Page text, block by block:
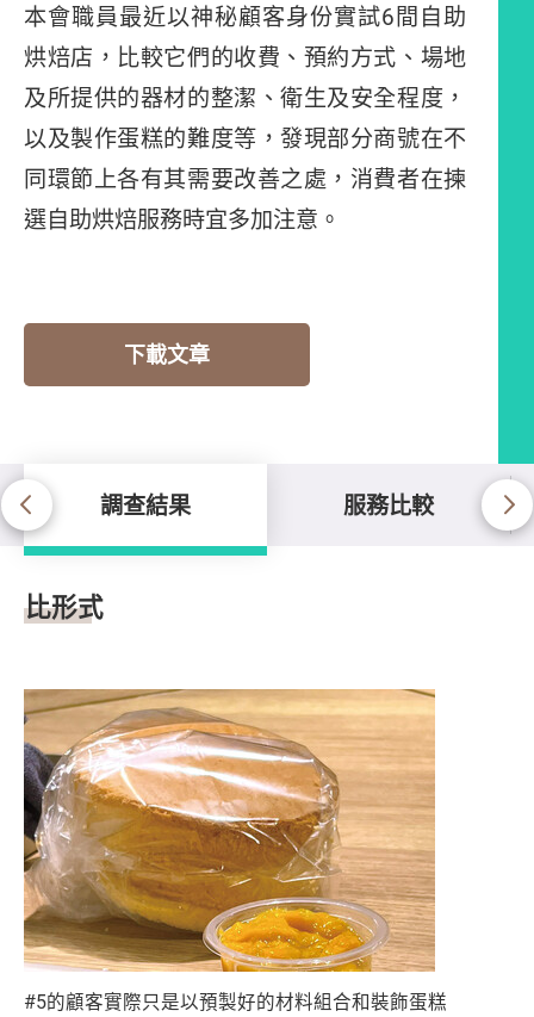
本會職員最近以神秘顧客身份實試6間自助
烘焙店，比較它們的收費、預約方式、場地
及所提供的器材的整潔、衛生及安全程度，
以及製作蛋糕的難度等，發現部分商號在不
同環節上各有其需要改善之處，消費者在揀
選自助烘焙服務時宜多加注意。
下載文章
調查結果 服務比較
調查結果
比形式
#5的顧客實際只是以預製好的材料組合和裝飾蛋糕